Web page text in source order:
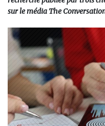
sur le média The